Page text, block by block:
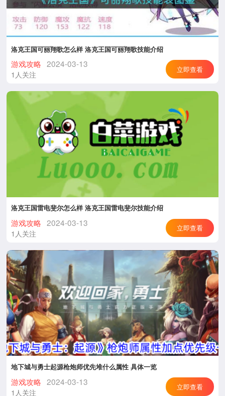
洛克王国可丽翔歌怎么样 洛克王国可丽翔歌技能介绍
游戏攻略 2024-03-13
1人关注
立即查看
洛克王国雷电斐尔怎么样 洛克王国雷电斐尔技能介绍
游戏攻略 2024-03-13
1人关注
立即查看
地下城与勇士起源枪炮师优先堆什么属性 具体一览
游戏攻略 2024-03-13
1人关注
立即查看